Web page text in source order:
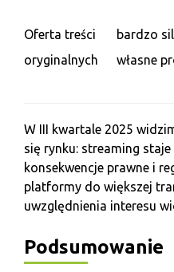
Oferta treści
oryginalnych
bardzo
własne
W III kwartale 2025
się rynku: streaming
konsekwencje prawne i
platformy do większej
uwzględnienia interesu
Podsumowanie